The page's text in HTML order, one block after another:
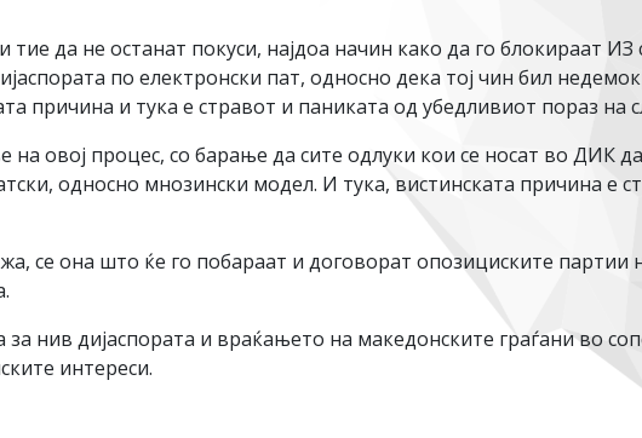
да не останат покуси, најдоа начин како да го блокираат
по електронски пат, односно дека тој чин бил
и тука е стравот и паниката од убедливиот пораз на
овој процес, со барање да сите одлуки кои се носат во ДИК
односно мнозински модел. И тука, вистинската причина е
се она што ќе го побараат и договорат опозициските партии
нив дијаспората и враќањето на македонските граѓани во
интереси.